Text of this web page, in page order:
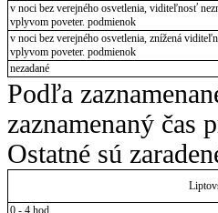
v noci bez verejného osvetlenia, viditeľnosť
vplyvom poveter. podmienok
v noci bez verejného osvetlenia, znížená
vplyvom poveter. podmienok
nezadané
Podľa
zaznamenaný čas
Ostatné sú
0 - 4 hod